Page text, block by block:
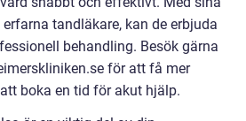
tandläkare, kan de erbjuda
behandling. Besök gärna
för att få mer
boka en tid för akut hjälp.